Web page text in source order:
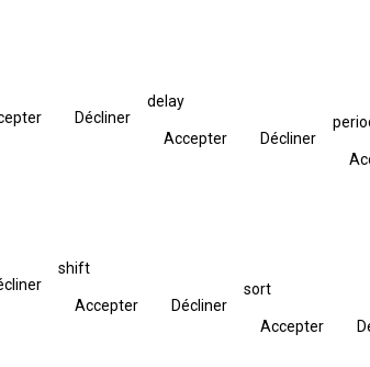
Décliner
delay
Accepter Décliner
shift
Accepter Décliner
sort
Accepter